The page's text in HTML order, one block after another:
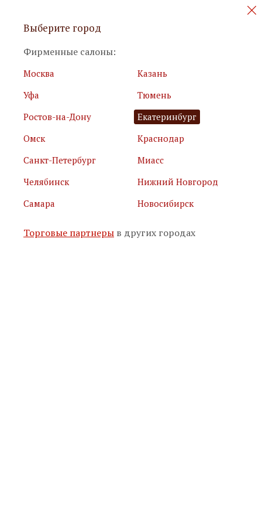
Персональные акции и новинки
Я принимаю
условия использования сайта
Я соглашаюсь сполитикой обработки персональных
Подписаться
Выберите город
Фирменные салоны:
Москва
Казань
Уфа
Тюмень
Ростов-на-Дону
Екатеринбург
Омск
Краснодар
Санкт-Петербург
Миасс
Челябинск
Нижний Новгород
Самара
Новосибирск
Торговые партнеры в других городах